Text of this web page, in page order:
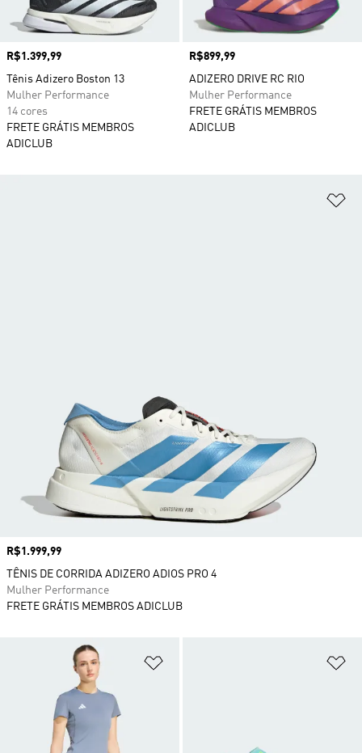
Preço
R$1.399,99
Tênis Adizero Boston 13
Mulher Performance
14 cores
FRETE GRÁTIS MEMBROS
ADICLUB
Preço
R$899,99
ADIZERO DRIVE RC RIO
Mulher Performance
FRETE GRÁTIS MEMBROS
ADICLUB
Preço
R$1.999,99
TÊNIS DE CORRIDA ADIZERO ADIOS PRO 4
Mulher Performance
FRETE GRÁTIS MEMBROS ADICLUB